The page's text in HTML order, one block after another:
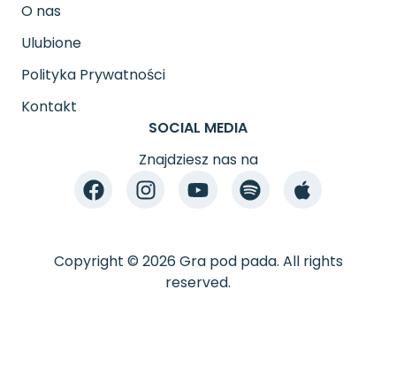
O nas
Ulubione
Polityka Prywatności
Kontakt
SOCIAL MEDIA
Znajdziesz nas na
Copyright © 2026 Gra pod pada. All rights
reserved.